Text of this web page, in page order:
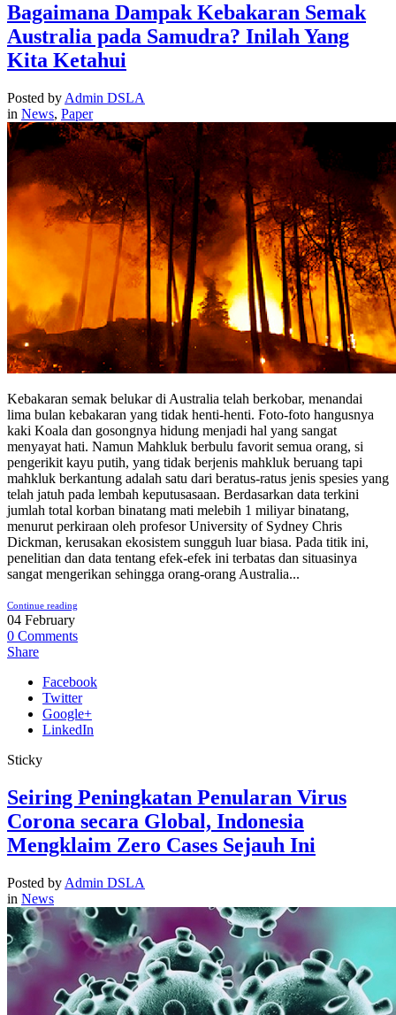
Bagaimana Dampak Kebakaran Semak
Australia pada Samudra? Inilah Yang
Kita Ketahui
Posted by Admin DSLA
in News, Paper
Kebakaran semak belukar di Australia telah berkobar, menandai
lima bulan kebakaran yang tidak henti-henti. Foto-foto hangusnya
kaki Koala dan gosongnya hidung menjadi hal yang sangat
menyayat hati. Namun Mahkluk berbulu favorit semua orang, si
pengerikit kayu putih, yang tidak berjenis mahkluk beruang tapi
mahkluk berkantung adalah satu dari beratus-ratus jenis spesies yang
telah jatuh pada lembah keputusasaan. Berdasarkan data terkini
jumlah total korban binatang mati melebih 1 miliyar binatang,
menurut perkiraan oleh profesor University of Sydney Chris
Dickman, kerusakan ekosistem sungguh luar biasa. Pada titik ini,
penelitian dan data tentang efek-efek ini terbatas dan situasinya
sangat mengerikan sehingga orang-orang Australia...
Continue reading
04 February
0 Comments
Share
Facebook
Twitter
Google+
LinkedIn
Sticky
Seiring Peningkatan Penularan Virus
Corona secara Global, Indonesia
Mengklaim Zero Cases Sejauh Ini
Posted by Admin DSLA
in News